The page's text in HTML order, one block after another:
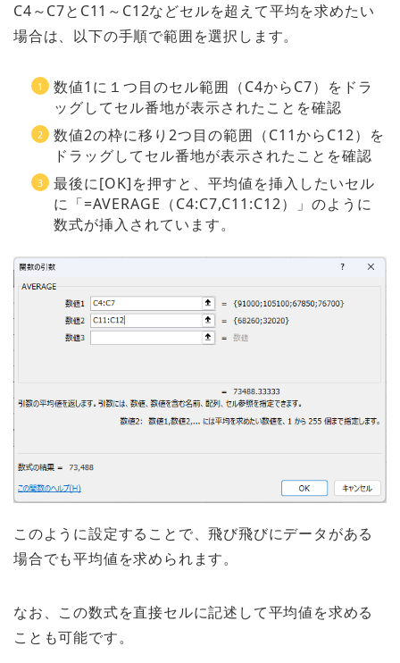
C4～C7とC11～C12などセルを超えて平均を求めたい
場合は、以下の手順で範囲を選択します。
数値1に１つ目のセル範囲（C4からC7）をドラ
ッグしてセル番地が表示されたことを確認
数値2の枠に移り2つ目の範囲（C11からC12）を
ドラッグしてセル番地が表示されたことを確認
最後に[OK]を押すと、平均値を挿入したいセル
に「=AVERAGE（C4:C7,C11:C12）」のように
数式が挿入されています。
このように設定することで、飛び飛びにデータがある
場合でも平均値を求められます。
なお、この数式を直接セルに記述して平均値を求める
ことも可能です。